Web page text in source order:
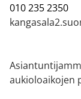
010 235 2350
aukioloaikojen